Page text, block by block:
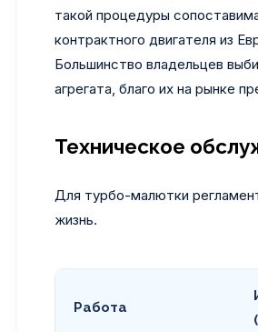
такой процедуры
контрактного двигателя из
Большинство владельцев
агрегата, благо их на рынке
Техническое
Для турбо-малютки
жизнь.
Работа